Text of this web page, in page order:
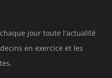
jour toute l'actualité
en exercice et les